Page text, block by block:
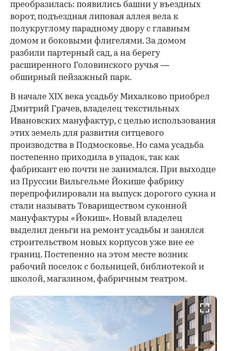
преобразилась: появились башни у въездных
ворот, подъездная липовая аллея вела к
полукруглому парадному двору с главным
домом и боковыми флигелями. За домом
разбили партерный сад, а на берегу
расширенного Головинского ручья —
обширный пейзажный парк.
В начале XIX века усадьбу Михалково приобрел
Дмитрий Грачев, владелец текстильных
Ивановских мануфактур, с целью использования
этих земель для развития ситцевого
производства в Подмосковье. Но сама усадьба
постепенно приходила в упадок, так как
фабрикант ею почти не занимался. При выходце
из Пруссии Вильгельме Йокише фабрику
перепрофилировали на выпуск дорогого сукна и
стали называть Товариществом суконной
мануфактуры «Йокиш». Новый владелец
выделил деньги на ремонт усадьбы и занялся
строительством новых корпусов уже вне ее
границ. Постепенно на этом месте возник
рабочий поселок с больницей, библиотекой и
школой, магазином, фабричным театром.